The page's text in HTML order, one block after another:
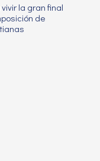
la gran final
de